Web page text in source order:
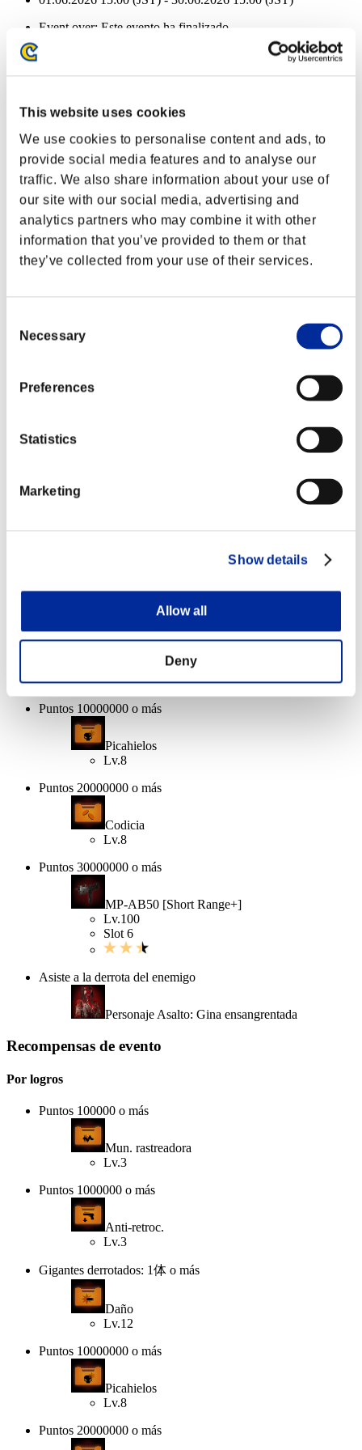
This website uses cookies
We use cookies to personalise content and ads, to
provide social media features and to analyse our
traffic. We also share information about your use of
our site with our social media, advertising and
analytics partners who may combine it with other
information that you’ve provided to them or that
they’ve collected from your use of their services.
Selection
Necessary
Preferences
Statistics
Marketing
Show details
Allow all
Deny
Event over: Este evento ha finalizado
01.06.2026 15:00 (JST) - 30.06.2026 15:00 (JST)
Dreadnought
Salud restante:
Dreadnought0%
Salud restante:
Dreadnought0%
Salud restante:
Por logros
Lv.12
Puntos 10000000 o más
Picahielos
Lv.8
Puntos 20000000 o más
Codicia
Lv.8
Puntos 30000000 o más
MP-AB50 [Short Range+]
Lv.100
Slot 6
Asiste a la derrota del enemigo
Personaje Asalto: Gina ensangrentada
Recompensas de evento
Por logros
Puntos 100000 o más
Mun. rastreadora
Lv.3
Puntos 1000000 o más
Anti-retroc.
Lv.3
Gigantes derrotados: 1体 o más
Daño
Lv.12
Puntos 10000000 o más
Picahielos
Lv.8
Puntos 20000000 o más